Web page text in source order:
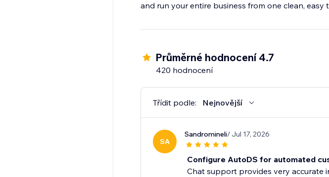
and run your entire business from one clean, easy
Průměrné hodnocení 4.7
420 hodnocení
Třídit podle: Nejnovější
SA
Sandromineli/ Jul 17, 2026
Configure AutoDS for automated
Chat support provides very